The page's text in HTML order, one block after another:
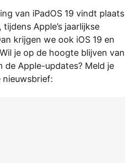
van iPadOS 19 vindt plaats
Apple’s jaarlijkse
krijgen we ook iOS 19 en
je op de hoogte blijven van
de Apple-updates? Meld je
nieuwsbrief: